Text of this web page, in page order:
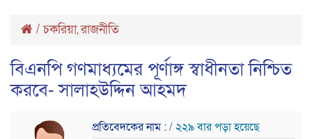
/চকরিয়া,রাজনীতি
বিএনপি গণমাধ্যমের পূর্ণাঙ্গ স্বাধীনতা নিশ্চিত
করবে- সালাহউদ্দিন আহমদ
প্রতিবেদকের নাম :/ ২২৯ বার পড়া হয়েছে